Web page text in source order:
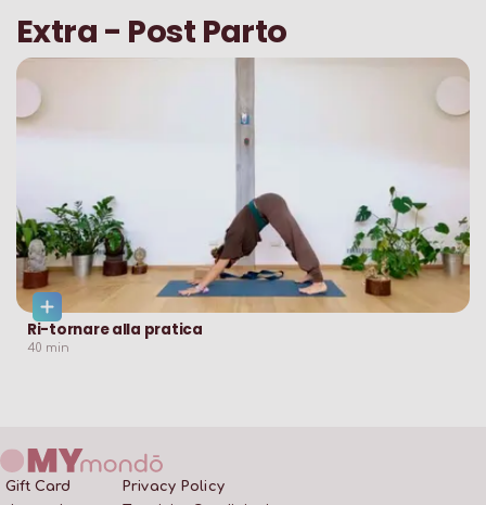
Extra - Post Parto
Ri-tornare alla pratica
40 min
Gift Card
Privacy Policy